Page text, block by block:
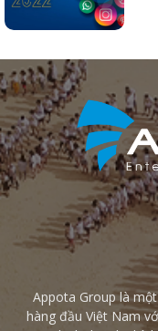
Appota Group là
hàng đầu Việt Nam